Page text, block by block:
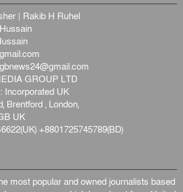
| Rakib H Ruhel
GROUP LTD
Incorporated UK
Brentford , London,
UK
+8801725745789(BD)
most popular and owned journalists based